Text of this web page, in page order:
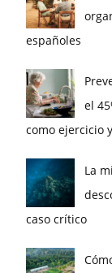
españoles
el
como ejercicio
La
caso crítico